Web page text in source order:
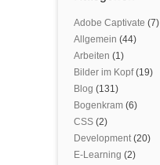
Adobe Captivate (7)
Allgemein (44)
Arbeiten (1)
Bilder im Kopf(19)
Blog (131)
Bogenkram (6)
CSS (2)
Development(20)
E-Learning (2)